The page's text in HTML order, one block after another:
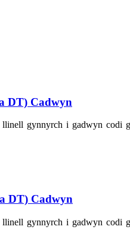
DT) Cadwyn
gynnyrch i gadwyn
DT) Cadwyn
gynnyrch i gadwyn